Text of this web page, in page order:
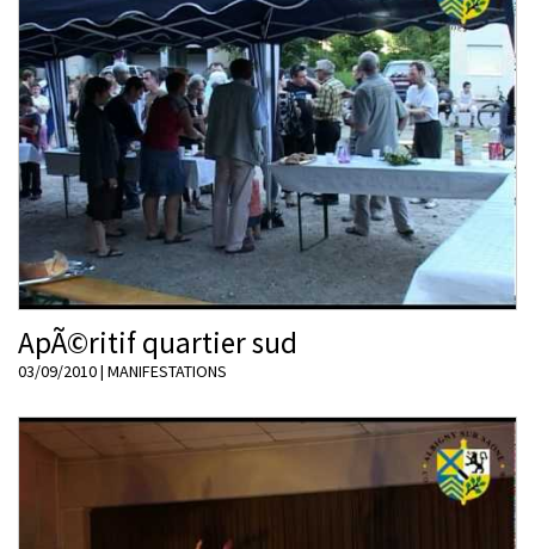
ApÃ©ritif quartier sud
03/09/2010| MANIFESTATIONS